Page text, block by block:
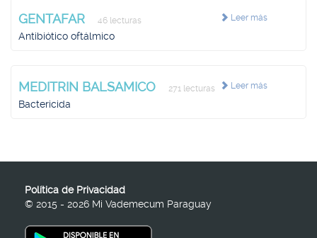
Leer más
GENTAFAR 46 lecturas
Antibiótico oftálmico
Leer más
MEDITRIN BALSAMICO 271 lecturas
Bactericida
Política de Privacidad
© 2015 - 2026 Mi Vademecum Paraguay